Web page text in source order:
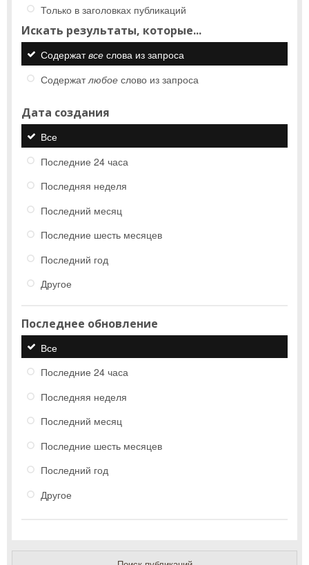
Только в заголовках публикаций
Искать результаты, которые...
Содержатвсе слова из запроса
Содержатлюбое слово из запроса
Дата создания
Все
Последние 24 часа
Последняя неделя
Последний месяц
Последние шесть месяцев
Последний год
Другое
Последнее обновление
Все
Последние 24 часа
Последняя неделя
Последний месяц
Последние шесть месяцев
Последний год
Другое